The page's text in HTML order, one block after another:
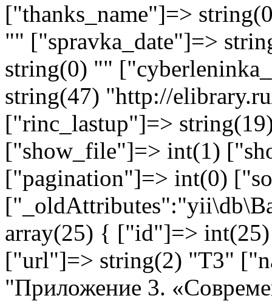
["thanks_name"]=>
"" ["spravka_date"]=>
string(0) ""
string(47) "http://
["rinc_lastup"]=>
["show_file"]=> int(1)
["pagination"]=> int(0)
array(25) { ["id"]=>
["url"]=> string(2) "T3"
"Приложение 3.